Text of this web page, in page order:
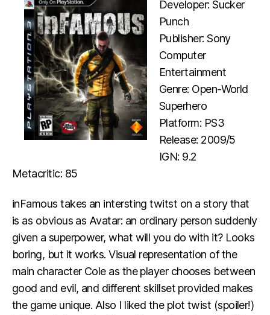
Developer: Sucker
Punch
Publisher: Sony
Computer
Entertainment
Genre: Open-World
Superhero
Platform: PS3
Release: 2009/5
IGN: 9.2
Metacritic: 85
inFamous takes an intersting twitst on a story that
is as obvious as Avatar: an ordinary person suddenly
given a superpower, what will you do with it? Looks
boring, but it works. Visual representation of the
main character Cole as the player chooses between
good and evil, and different skillset provided makes
the game unique. Also I liked the plot twist (spoiler!)